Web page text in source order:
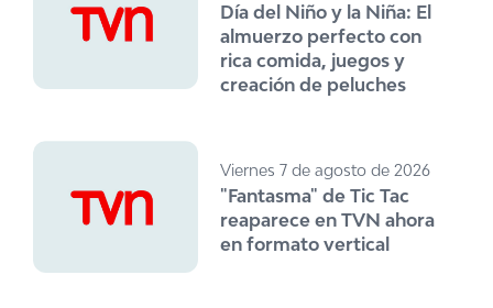
Día del Niño y la Niña: El
almuerzo perfecto con
rica comida, juegos y
creación de peluches
Viernes 7 de agosto de 2026
"Fantasma" de Tic Tac
reaparece en TVN ahora
en formato vertical